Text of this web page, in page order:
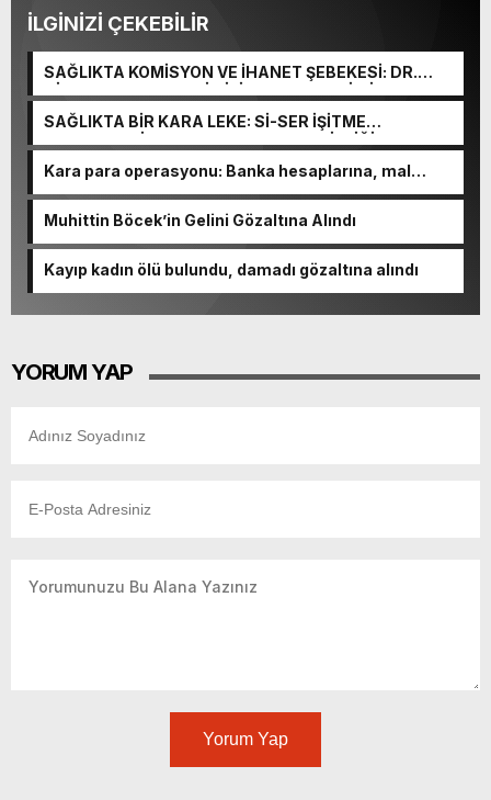
İLGİNİZİ ÇEKEBİLİR
SAĞLIKTA KOMİSYON VE İHANET ŞEBEKESİ: DR.
NİHAT URUÇ VE SEMİH İŞİTME MERKEZİ’NİN SGK
VURGUNU!
SAĞLIKTA BİR KARA LEKE: Sİ-SER İŞİTME
MERKEZLERİ VE MODERN UMUT TACİRLİĞİ
Kara para operasyonu: Banka hesaplarına, mal
Muhittin Böcek’in Gelini Gözaltına Alındı
Kayıp kadın ölü bulundu, damadı gözaltına alındı
YORUM YAP
Yorum Yap